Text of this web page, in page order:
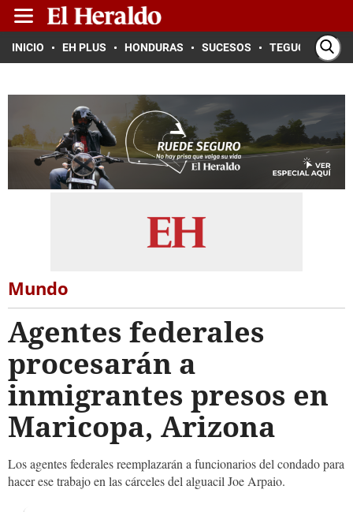
INICIO EH PLUS HONDURAS SUCESOS TEGUCIGALPA
Mundo
Agentes federales
procesarán a
inmigrantes presos en
Maricopa, Arizona
Los agentes federales reemplazarán a funcionarios del condado para
hacer ese trabajo en las cárceles del alguacil Joe Arpaio.